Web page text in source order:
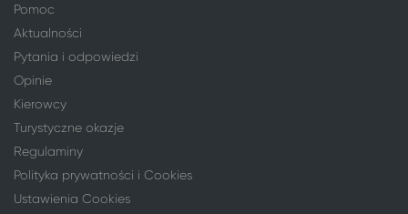
Warszawa
Warszawa
Warszawa
Busko-Zdrój
Warszawa
Warszawa
Warszawa
Warszawa
Warszawa
Dziwnów
Warszawa
Pomoc
Aktualności
Pytania i odpowiedzi
Opinie
Kierowcy
Turystyczne okazje
Regulaminy
Polityka prywatności i Cookies
Ustawienia Cookies